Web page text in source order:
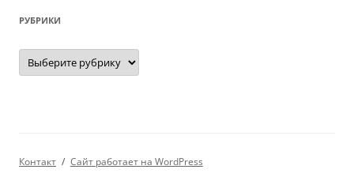
РУБРИКИ
Рубрики
Контакт Сайт работает на WordPress